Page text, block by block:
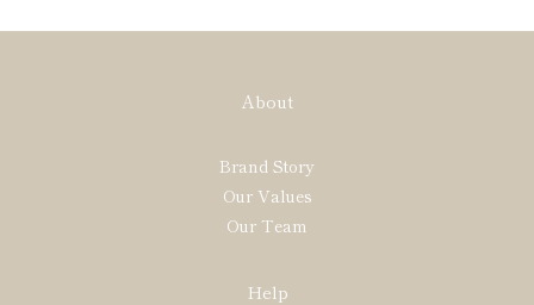
About
Brand Story
Our Values
Our Team
Help